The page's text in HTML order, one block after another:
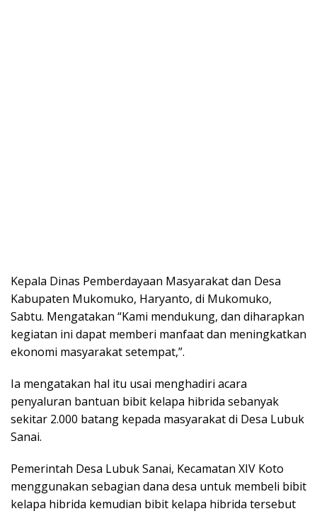
Kepala Dinas Pemberdayaan Masyarakat dan Desa
Kabupaten Mukomuko, Haryanto, di Mukomuko,
Sabtu. Mengatakan “Kami mendukung, dan diharapkan
kegiatan ini dapat memberi manfaat dan meningkatkan
ekonomi masyarakat setempat,”.
Ia mengatakan hal itu usai menghadiri acara
penyaluran bantuan bibit kelapa hibrida sebanyak
sekitar 2.000 batang kepada masyarakat di Desa Lubuk
Sanai.
Pemerintah Desa Lubuk Sanai, Kecamatan XIV Koto
menggunakan sebagian dana desa untuk membeli bibit
kelapa hibrida kemudian bibit kelapa hibrida tersebut